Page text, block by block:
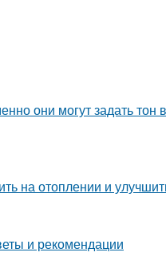
они могут задать тон
на отоплении и
и рекомендации